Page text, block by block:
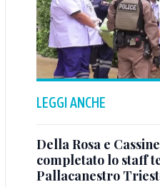
LEGGI ANCHE
Della Rosa e
completato lo staff
Pallacanestro